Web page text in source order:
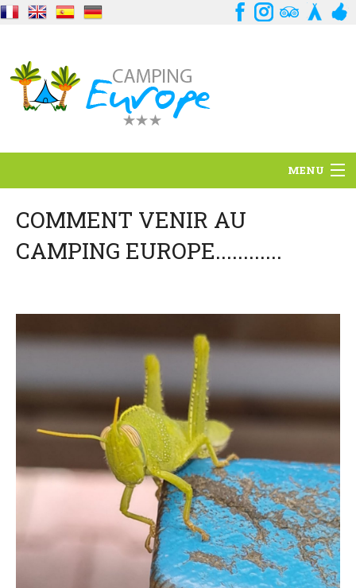
MENU
Standort
Ambience
Kontaktformular
Dokumentation
Mobilheim und Preise
Campingplatz und Preise
Zimmer pro Nacht und Preise
COMMENT VENIR AU
CAMPING EUROPE............